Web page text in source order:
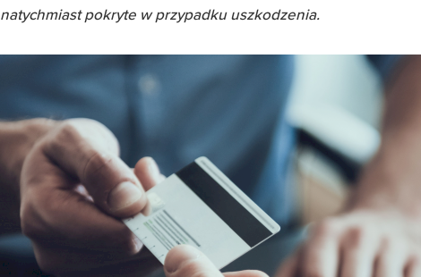
natychmiast pokryte w przypadku uszkodzenia.